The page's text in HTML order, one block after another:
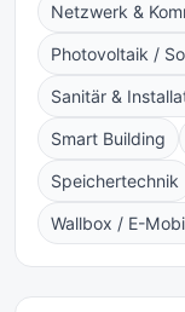
Netzwerk &
Photovoltaik /
Sanitär &
Smart Building
Speichertechnik
Wallbox / E-